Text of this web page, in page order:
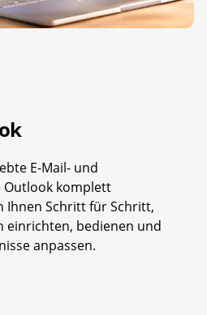
E-Mail- und
Outlook komplett
Ihnen Schritt für Schritt,
einrichten, bedienen und
anpassen.